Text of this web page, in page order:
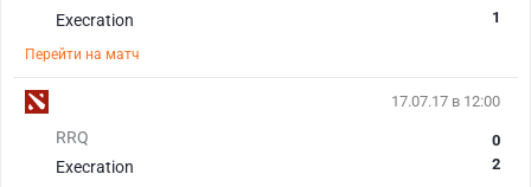
Execration
1
Перейти на матч
17.07.17 в 12:00
RRQ
Execration
0
2